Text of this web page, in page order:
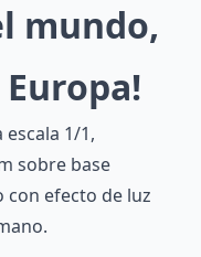
mundo,
1/1,
sobre base
con efecto de luz